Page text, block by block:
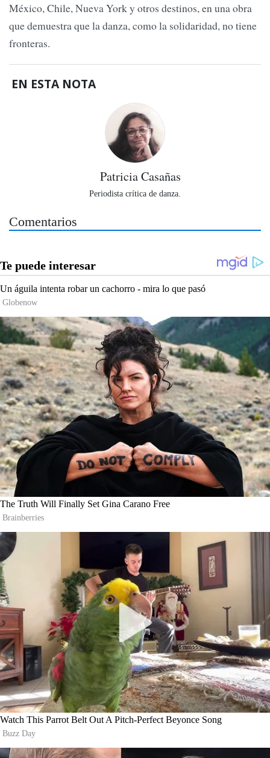
México, Chile, Nueva York y otros destinos, en una obra
que demuestra que la danza, como la solidaridad, no tiene
fronteras.
EN ESTA NOTA
Patricia Casañas
Periodista crítica de danza.
Comentarios